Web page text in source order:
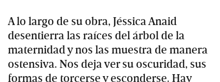
A lo largo de su obra, Jéssica Anaid
desentierra las raíces del árbol de la
maternidad y nos las muestra de manera
ostensiva. Nos deja ver su oscuridad, sus
formas de torcerse y esconderse. Hay